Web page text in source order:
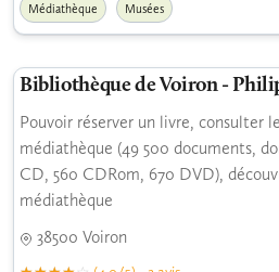
Médiathèque Musées
Bibliothèque de Voiron -
Pouvoir réserver un livre, consulter
médiathèque (49 500 documents,
CD, 560 CDRom, 670 DVD),
médiathèque
38500 Voiron